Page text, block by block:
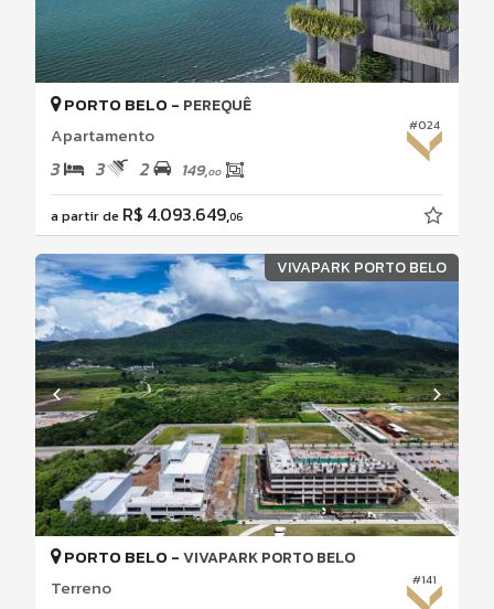
#024
PORTO BELO - PEREQUÊ
Apartamento
3 3 2 149,00
a partir de R$ 4.093.649,06
VIVAPARK PORTO BELO
#141
PORTO BELO -VIVAPARK PORTO BELO
Terreno